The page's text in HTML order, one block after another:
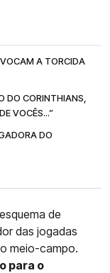
A TORCIDA
DO CORINTHIANS,
VOCÊS...”
DO
de
das jogadas
meio-campo.
para o